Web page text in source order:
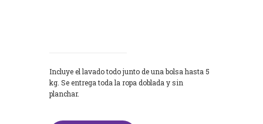
Incluye el lavado todo junto de una bolsa hasta 5
kg. Se entrega toda la ropa doblada y sin
planchar.